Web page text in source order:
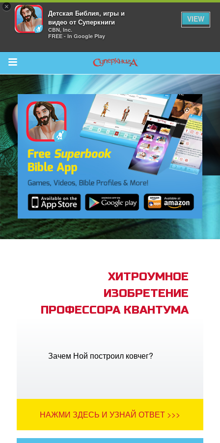
×
Детская Библия, игры и
видео от Суперкниги
CBN, Inc.
FREE - In Google Play
VIEW
Return to Content
Bible App
ХИТРОУМНОЕ
ИЗОБРЕТЕНИЕ
ПРОФЕССОРА КВАНТУМА
Зачем Ной построил ковчег?
НАЖМИ ЗДЕСЬ И УЗНАЙ ОТВЕТ >>>